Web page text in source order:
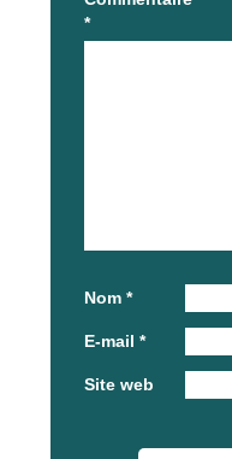
*
Nom *
E-mail *
Site web